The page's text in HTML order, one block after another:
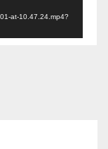
at-10.47.24.mp4?